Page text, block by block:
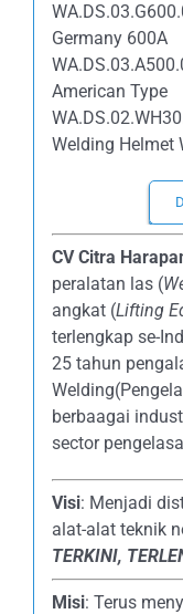
Germany 600A
American Type
Welding Helmet
CV Citra
peralatan las (
angkat (Lifting
terlengkap se-
25 tahun
berbaagai
sector
Visi: Menjadi
alat-alat teknik
TERKINI,
Misi: Terus